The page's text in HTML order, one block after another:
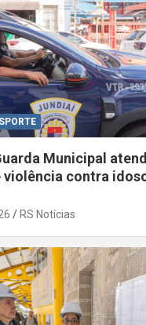
Municipal
violência contra
RS Notícias